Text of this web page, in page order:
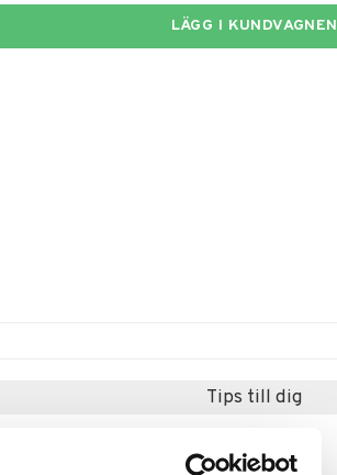
LÄGG I KUNDVAGNEN
Tips till dig